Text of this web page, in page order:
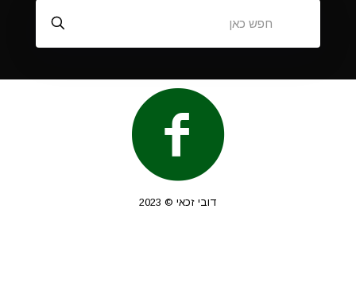
דובי זכאי © 2023